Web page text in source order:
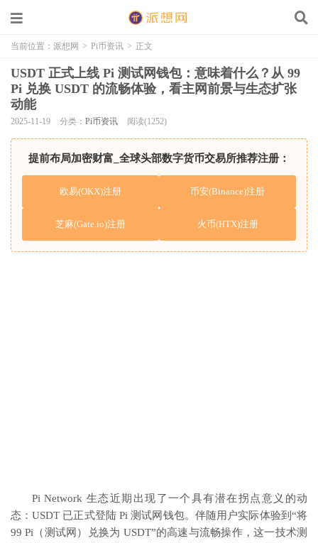
当前位置： 派想网 > Pi币资讯 > 正文
USDT 正式上线 Pi 测试网钱包：意味着什么？从 99
Pi 兑换 USDT 的流畅体验，看主网前景与生态扩张
动能
2025-11-19 分类： Pi币资讯 阅读(1252)
提前布局加密财富_全球头部数字货币交易所推荐注册：
欧易(OKX)注册 币安(Binance)注册
芝麻(Gate.io)注册 火币(HTX)注册
Pi Network 生态近期出现了一个具有潜在拐点意义的动
态：USDT 已正式登陆 Pi 测试网钱包。伴随用户实际体验到“将
99 Pi（测试网）兑换为 USDT”的高速与流畅操作，这一技术测